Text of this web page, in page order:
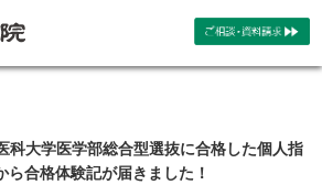
科大学医学部総合型選抜に合格した個人指
合格体験記が届きました！